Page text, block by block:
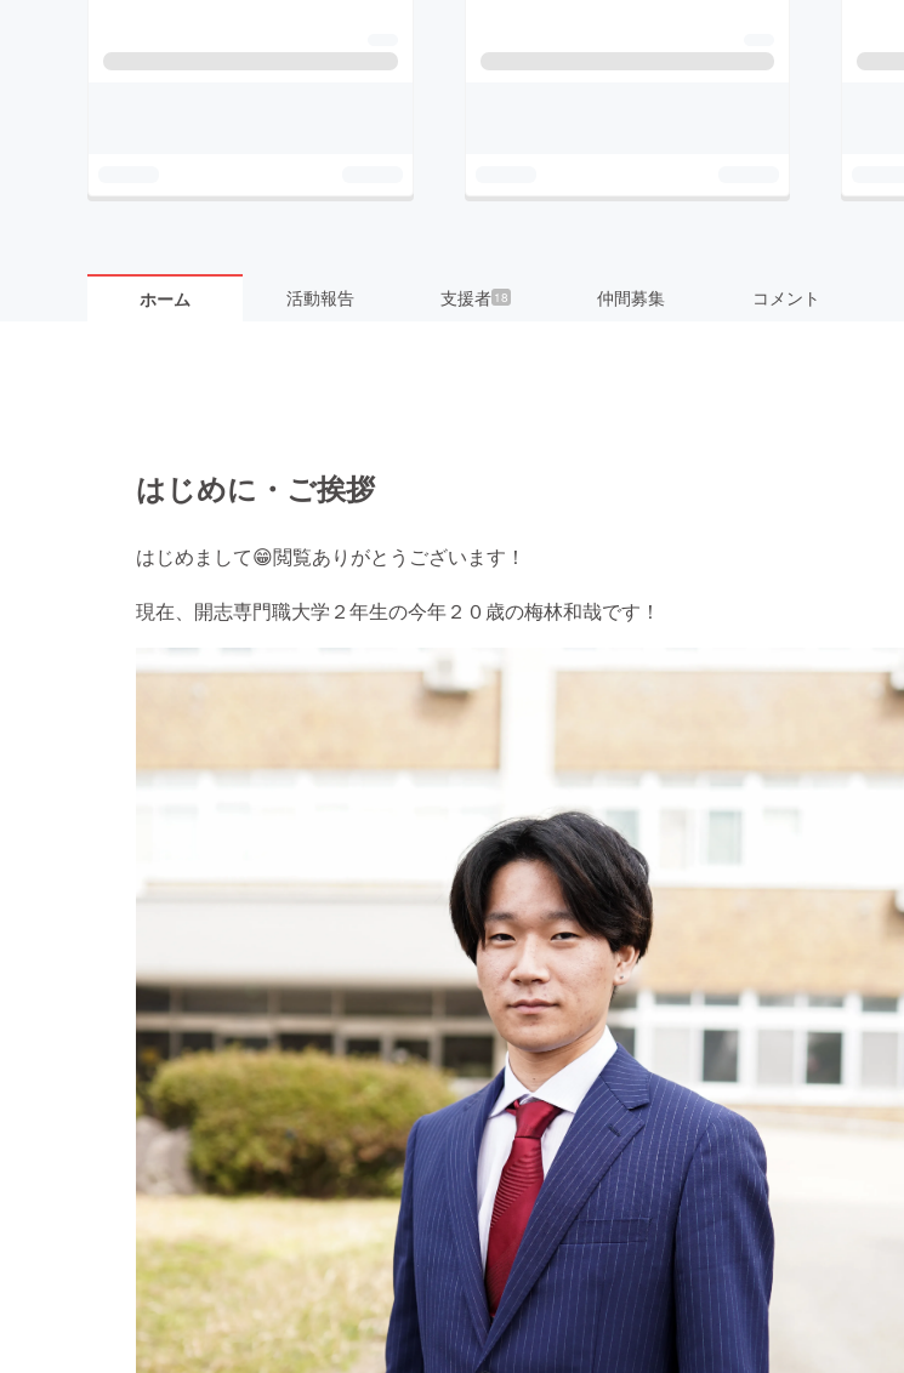
ホーム 活動報告 支援者 18 仲間募集 コメント
はじめに・ご挨拶
はじめまして😁閲覧ありがとうございます！
現在、開志専門職大学２年生の今年２０歳の梅林和哉です！